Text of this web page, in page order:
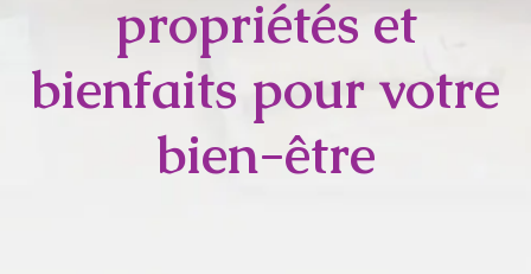
propriétés et
bienfaits pour votre
bien-être